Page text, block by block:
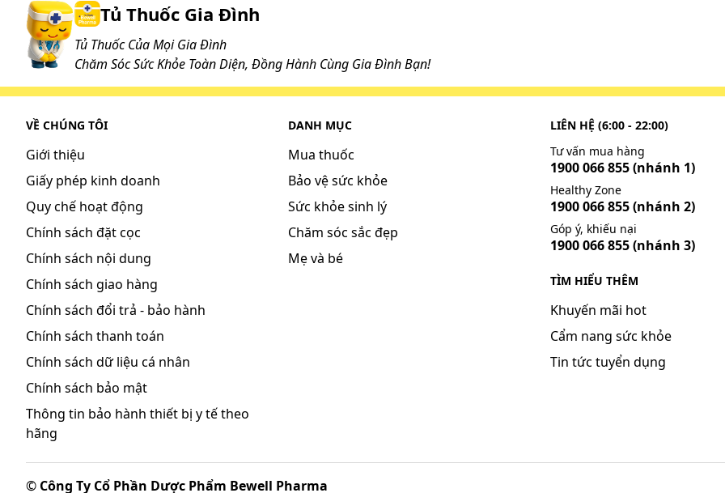
Cách dùng
Thuốc Zaromax 200mg dùng đường uống.
Hòa thuốc với lượng nước vừa đủ (khoảng 5 - 10 ml nước cho 1 gói), khuấy đều trước khi uống.
Liều dùng
Liều khuyến cáo: Azithromycin dùng 1 lần mỗi ngày, uống 1 giờ trước bữa ăn hoặc 2 giờ sau khi ăn.
Người lớn:
Nhiễm khuẩn đường hô hấp trên và dưới, nhiễm khuẩn da và mô mềm: Dùng liều 500 mg trong ngày đầu
ngày sau: 250 mg/ ngày.
Bệnh lây truyền qua đường sinh dục: Liều 1 g.
Trẻ em:
Ngày đầu tiên: 10 mg/ kg thể trọng/ ngày. Từ ngày thứ 2 đến ngày thứ 5: 5 mg/ kg thể trọng/ ngày.
Lưu ý: Liều dùng trên chỉ mang tính chất tham khảo. Liều dùng cụ thể tùy thuộc vào thể trạng và mức độ diễn
bệnh. Để có liều dùng phù hợp, bạn cần tham khảo ý kiến bác sĩ hoặc chuyên viên y tế.
Làm gì khi dùng quá liều?
Triệu chứng quá liều: Chưa có tài liệu về quá liều của azithromycin; triệu chứng điển hình quá liều của kháng
macrolid thường là giảm sức nghe, buồn nôn, nôn vàtiêu chảy.
Trong trường hợp khẩn cấp, hãy gọi ngay cho Trung tâm cấp cứu 115 hoặc đến trạm Y tế địa phương gần nhất.
Tủ Thuốc Gia Đình
Tủ Thuốc Của Mọi Gia Đình
Chăm Sóc Sức Khỏe Toàn Diện, Đồng Hành Cùng Gia Đình Bạn!
VỀ CHÚNG TÔI
Giới thiệu
Giấy phép kinh doanh
Quy chế hoạt động
Chính sách đặt cọc
Chính sách nội dung
Chính sách giao hàng
Chính sách đổi trả - bảo hành
Chính sách thanh toán
Chính sách dữ liệu cá nhân
Chính sách bảo mật
Thông tin bảo hành thiết bị y tế theo
hãng
DANH MỤC
Mua thuốc
Bảo vệ sức khỏe
Sức khỏe sinh lý
Chăm sóc sắc đẹp
Mẹ và bé
LIÊN HỆ (6:00 - 22:00)
Tư vấn mua hàng
1900 066 855(nhánh 1)
Healthy Zone
1900 066 855(nhánh 2)
Góp ý, khiếu nại
1900 066 855(nhánh 3)
TÌM HIỂU THÊM
Khuyến mãi hot
Cẩm nang sức khỏe
Tin tức tuyển dụng
© Công Ty Cổ Phần Dược Phẩm Bewell Pharma